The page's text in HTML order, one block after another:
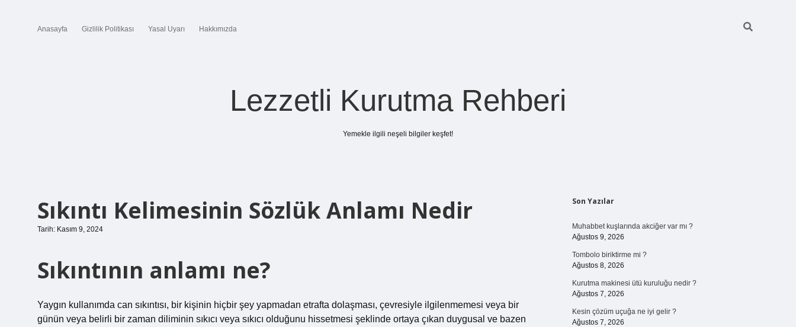
Anasayfa Gizlilik Politikası Yasal Uyarı Hakkımızda
Lezzetli Kurutma Rehberi
Yemekle ilgili neşeli bilgiler keşfet!
Sıkıntı Kelimesinin Sözlük Anlamı Nedir
Tarih: Kasım 9, 2024
Sıkıntının anlamı ne?
Yaygın kullanımda can sıkıntısı, bir kişinin hiçbir şey yapmadan etrafta dolaşması, çevresiyle ilgilenmemesi veya bir
günün veya belirli bir zaman diliminin sıkıcı veya sıkıcı olduğunu hissetmesi şeklinde ortaya çıkan duygusal ve bazen
Sidebar
Son Yazılar
Muhabbet kuşlarında akciğer var mı ?
Ağustos 9, 2026
Tombolo biriktirme mi ?
Ağustos 8, 2026
Kurutma makinesi ütü kuruluğu nedir ?
Ağustos 7, 2026
Kesin çözüm uçuğa ne iyi gelir ?
Ağustos 7, 2026